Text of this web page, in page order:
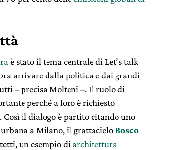
è stato il tema centrale di Let’s talk
arrivare dalla politica e dai grandi
– precisa Molteni –. Il ruolo di
perché a loro è richiesto
Così il dialogo è partito citando uno
a Milano, il grattacieloBosco
un esempio di architettura